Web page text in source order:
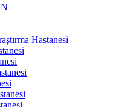
Hastanesi